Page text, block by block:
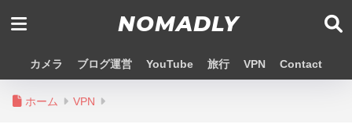
NOMADLY
カメラ ブログ運営 YouTube 旅行 VPN Contact
ホーム VPN